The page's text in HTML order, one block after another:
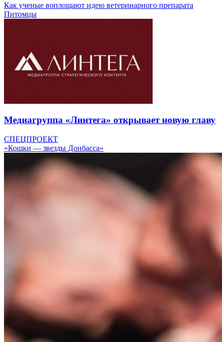
Как ученые воплощают идею ветеринарного препарата
Питомцы
Медиагруппа «Линтега» открывает новую главу
СПЕЦПРОЕКТ
«Кошки — звезды Донбасса»